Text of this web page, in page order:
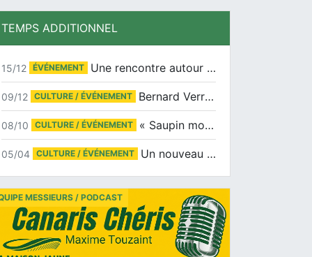
TEMPS ADDITIONNEL
15/12 ÉVÉNEMENT Une rencontre autour de Jean-Claude Suaudeau
09/12 CULTURE / ÉVÉNEMENT Bernard Verret en dédicaces le samedi 13 décembre à l’Espace Culturel Atlantis
08/10 CULTURE / ÉVÉNEMENT « Saupin mon amour » au salon du livre de Trentemoult
05/04 CULTURE / ÉVÉNEMENT Un nouveau tirage pour le Docu-BD
MESSIEURS / PODCAST